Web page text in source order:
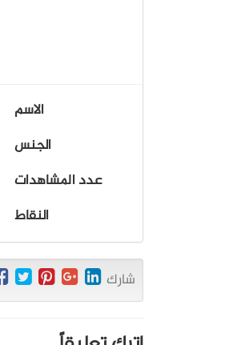
الاسم
الجنس
عدد المشاهدات
النقاط
شارك